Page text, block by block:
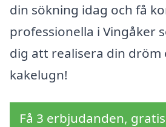
din sökning idag och få
professionella i Vingåker
dig att realisera din dröm
kakelugn!
Få 3 erbjudanden,